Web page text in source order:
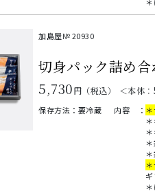
加島屋№20930
切身パック詰め合
5,730円（税込） ＜本体：
保存方法：要冷蔵 内容 ：